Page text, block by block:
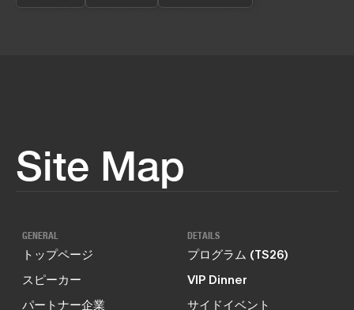
Site Map
GENERAL
トップページ
スピーカー
パートナー企業
DETAILS
プログラム (TS26)
VIP Dinner
サイドイベント